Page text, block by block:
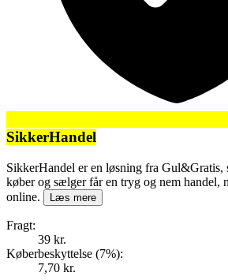
SikkerHandel
SikkerHandel er en løsning fra Gul&Gratis,
køber og sælger får en tryg og nem handel,
online.
Læs mere
Fragt:
39 kr.
Køberbeskyttelse (7%):
7,70 kr.